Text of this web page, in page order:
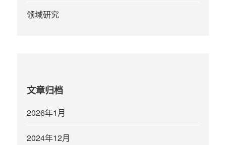
领域研究
文章归档
2026年1月
2024年12月